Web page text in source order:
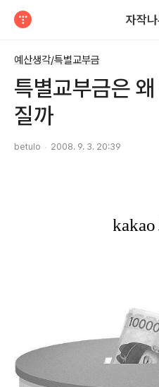
자작
예산생각/특별교부금
특별교부금은
질까
betulo 2008. 9. 3. 20:39